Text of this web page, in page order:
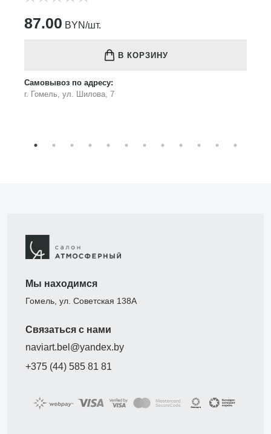
87.00 BYN/шт.
В КОРЗИНУ
Самовывоз по адресу:
г. Гомель, ул. Шилова, 7
Мы находимся
Гомель, ул. Советская 138А
Связаться с нами
naviart.bel@yandex.by
+375 (44) 585 81 81